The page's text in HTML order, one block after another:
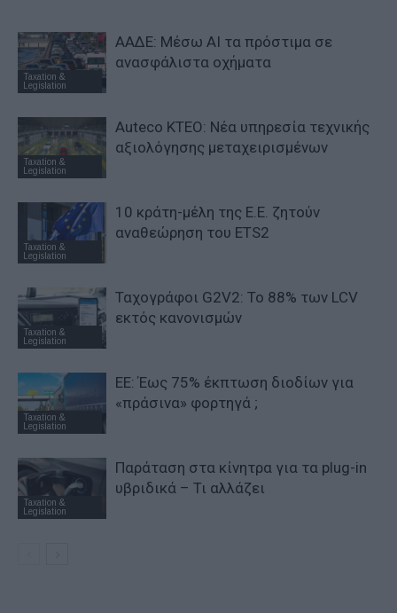
Taxation &
Legislation
ΑΑΔΕ: Μέσω ΑΙ τα πρόστιμα σε
ανασφάλιστα οχήματα
Taxation &
Legislation
Auteco KTEO: Νέα υπηρεσία τεχνικής
αξιολόγησης μεταχειρισμένων
Taxation &
Legislation
10 κράτη-μέλη της Ε.Ε. ζητούν
αναθεώρηση του ETS2
Taxation &
Legislation
Ταχογράφοι G2V2: Το 88% των LCV
εκτός κανονισμών
Taxation &
Legislation
ΕΕ: Έως 75% έκπτωση διοδίων για
«πράσινα» φορτηγά ;
Taxation &
Legislation
Παράταση στα κίνητρα για τα plug-in
υβριδικά – Τι αλλάζει